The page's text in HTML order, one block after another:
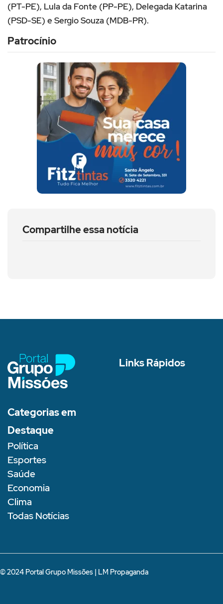
(PT-PE), Lula da Fonte (PP-PE), Delegada Katarina
(PSD-SE) e Sergio Souza (MDB-PR).
Patrocínio
Compartilhe essa notícia
Links Rápidos
Categorias em
Destaque
Política
Esportes
Saúde
Economia
Clima
Todas Notícias
© 2024 Portal Grupo Missões | LM Propaganda